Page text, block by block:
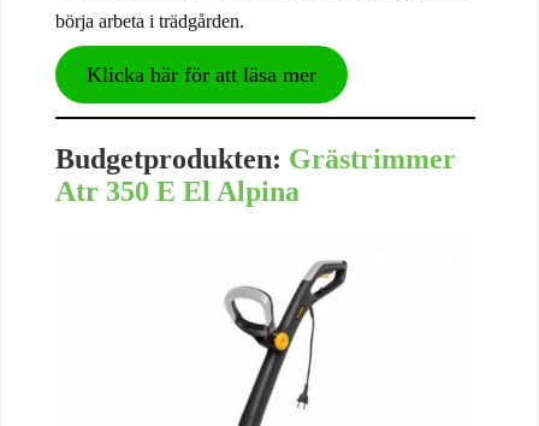
börja arbeta i trädgården.
Klicka här för att läsa mer
Budgetprodukten: Grästrimmer
Atr 350 E El Alpina